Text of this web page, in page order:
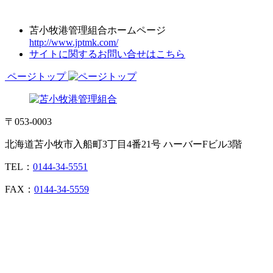
苫小牧港管理組合ホームページ
http://www.jptmk.com/
サイトに関するお問い合せはこちら
ページトップ
〒053-0003
北海道苫小牧市入船町3丁目4番21号 ハーバーFビル3階
TEL： 0144-34-5551
FAX： 0144-34-5559